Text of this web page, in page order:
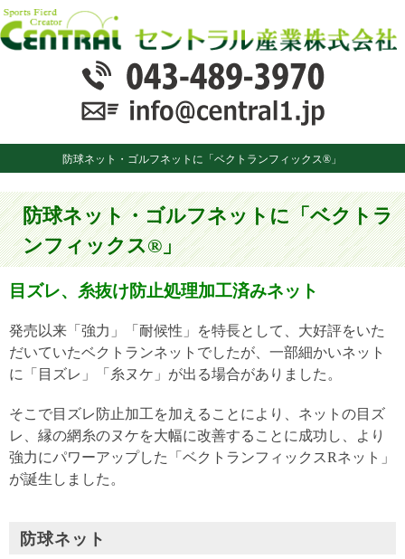
防球ネット・ゴルフネットに「ベクトランフィックス®」
防球ネット・ゴルフネットに「ベクトラ
ンフィックス®」
目ズレ、糸抜け防止処理加工済みネット
発売以来「強力」「耐候性」を特長として、大好評をいた
だいていたベクトランネットでしたが、一部細かいネット
に「目ズレ」「糸ヌケ」が出る場合がありました。
そこで目ズレ防止加工を加えることにより、ネットの目ズ
レ、縁の網糸のヌケを大幅に改善することに成功し、より
強力にパワーアップした「ベクトランフィックスRネット」
が誕生しました。
防球ネット